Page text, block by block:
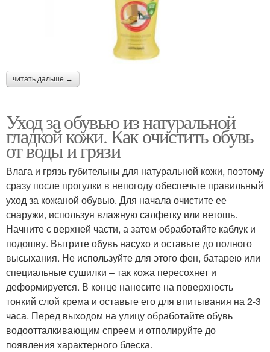
читать дальше →
Уход за обувью из натуральной
гладкой кожи. Как очистить обувь
от воды и грязи
Влага и грязь губительны для натуральной кожи, поэтому
сразу после прогулки в непогоду обеспечьте правильный
уход за кожаной обувью. Для начала очистите ее
снаружи, используя влажную салфетку или ветошь.
Начните с верхней части, а затем обработайте каблук и
подошву. Вытрите обувь насухо и оставьте до полного
высыхания. Не используйте для этого фен, батарею или
специальные сушилки – так кожа пересохнет и
деформируется. В конце нанесите на поверхность
тонкий слой крема и оставьте его для впитывания на 2-3
часа. Перед выходом на улицу обработайте обувь
водоотталкивающим спреем и отполируйте до
появления характерного блеска.